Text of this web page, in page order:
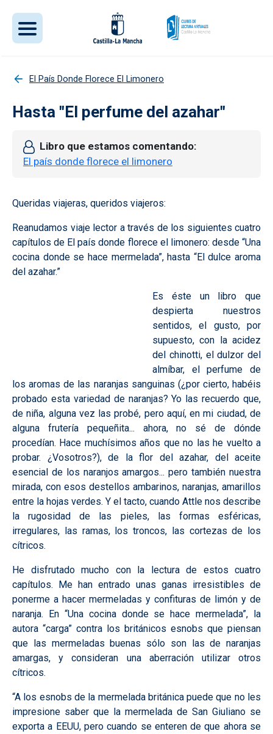
El País Donde Florece El Limonero
Hasta "El perfume del azahar"
Libro que estamos comentando
El país donde florece el limonero
Queridas viajeras, queridos viajeros:
Reanudamos viaje lector a través de los siguientes cuatro
capítulos de El país donde florece el limonero: desde “Una
cocina donde se hace mermelada”, hasta “El dulce aroma
del azahar.”
Es éste un libro que
despierta nuestros
sentidos, el gusto, por
supuesto, con la acidez
del chinotti, el dulzor del
almíbar, el perfume de
los aromas de las naranjas sanguinas (¿por cierto, habéis
probado esta variedad de naranjas? Yo las recuerdo que,
de niña, alguna vez las probé, pero aquí, en mi ciudad, de
alguna frutería pequeñita... ahora, no sé de dónde
procedían. Hace muchísimos años que no las he vuelto a
probar. ¿Vosotros?), de la flor del azahar, del aceite
esencial de los naranjos amargos... pero también nuestra
mirada, con esos destellos ambarinos, naranjas, amarillos
entre la hojas verdes. Y el tacto, cuando Attle nos describe
la rugosidad de las pieles, las formas esféricas,
irregulares, las ramas, los troncos, las cortezas de los
cítricos.
He disfrutado mucho con la lectura de estos cuatro
capítulos. Me han entrado unas ganas irresistibles de
ponerme a hacer mermeladas y confituras de limón y de
naranja. En “Una cocina donde se hace mermelada”, la
autora “carga” contra los británicos esnobs que piensan
que las mermeladas buenas sólo son las de naranjas
amargas, y consideran una aberración utilizar otros
cítricos.
“A los esnobs de la mermelada británica puede que no les
impresione saber que la mermelada de San Giuliano se
exporta a EEUU, pero cuando se enteren de que ahora se